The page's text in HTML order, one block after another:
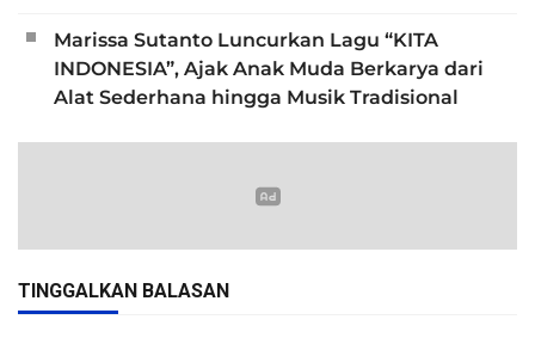
Marissa Sutanto Luncurkan Lagu “KITA
INDONESIA”, Ajak Anak Muda Berkarya dari
Alat Sederhana hingga Musik Tradisional
TINGGALKAN BALASAN